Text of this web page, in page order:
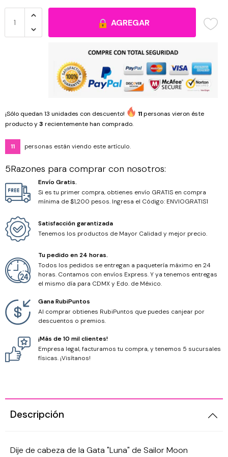
AGREGAR
¡Sólo quedan 13 unidades con descuento! 11personas vieron éste
producto y3 recientemente han comprado.
11 personas están viendo este artículo.
5Razones para comprar con nosotros:
Envío Gratis.
Si es tu primer compra, obtienes envío GRATIS en compra
mínima de $1,200 pesos. Ingresa el Código: ENVIOGRATIS1
Satisfacción garantizada
Tenemos los productos de Mayor Calidad y mejor precio.
Tu pedido en 24 horas.
Todos los pedidos se entregan a paquetería máximo en 24
horas. Contamos con envíos Express. Y ya tenemos entregas
el mismo día para CDMX y Edo. de México.
Gana RubiPuntos
Al comprar obtienes RubiPuntos que puedes canjear por
descuentos o premios.
¡Más de 10 mil clientes!
Empresa legal, facturamos tu compra, y tenemos 5 sucursales
físicas. ¡Visítanos!
Descripción
Dije de cabeza de la Gata "Luna" de Sailor Moon
Cuarzos
Piedras
Piedra Volcánica
Turquesina
Hilos y cordones
Cordones
Hilo Chino
Hilo Encerado
Hilo Miyuki
Cristal Corazón
Cristal Luneta
Cristal Octágono
Cristal Ovalo
Organizadores